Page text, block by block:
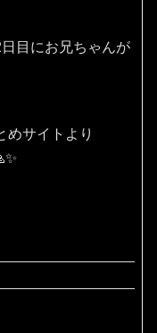
目にお兄ちゃんが
めサイトより